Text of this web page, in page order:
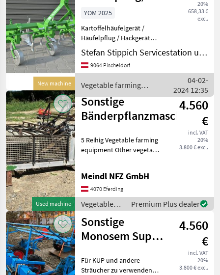
New machine
Bomet P475 mit
3 Sektionen
20%
658,33 €
excl.
YOM 2025
Kartoffelhäufelgerät /
Häufelpflug / Hackgerät
Bomet P 475 , mit 3
Sektionen Neumaschine
inklusive Lieferung /
Häufler Norma sind
multifunk
Stefan Stippich Servicestation und Handel
9064 Pischeldorf
Vegetable farming
equipment / Sonstige
04-02-
2024 12:35
Used machine
Sonstige
Bänderpflanzmaschine
4.560
€
incl. VAT
20%
3.800 € excl.
5 Reihig Vegetable farming
equipment Other vegetable
Meindl NFZ GmbH
4070 Eferding
Vegetable
farming
equipment /
Sonstige
Premium Plus dealer
Sonstige
Monosem Super
4.560
€
incl. VAT
20%
3.800 € excl.
Für KUP und andere
Sträucher zu verwenden